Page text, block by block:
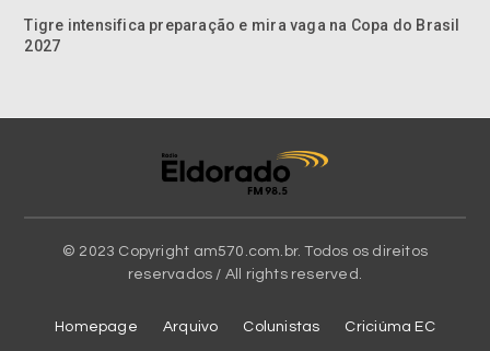
Tigre intensifica preparação e mira vaga na Copa do Brasil
2027
© 2023 Copyright am570.com.br. Todos os direitos
reservados / All rights reserved.
Homepage Arquivo Colunistas Criciúma EC